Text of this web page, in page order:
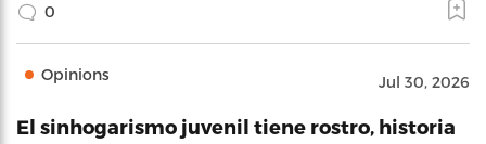
0
Opinions Jul 30, 2026
El sinhogarismo juvenil tiene rostro, historia